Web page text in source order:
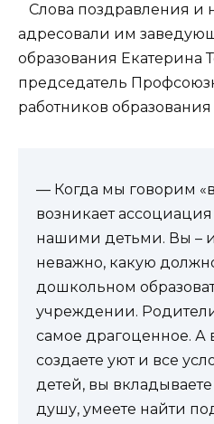
Слова поздравления и
адресовали им
образования Екатерина
председатель
работников
— Когда мы говорим
возникает
нашими детьми. Вы –
неважно, какую
дошкольном
учреждении.
самое драгоценное. А
создаете уют и все
детей, вы вкладываете
душу, умеете найти